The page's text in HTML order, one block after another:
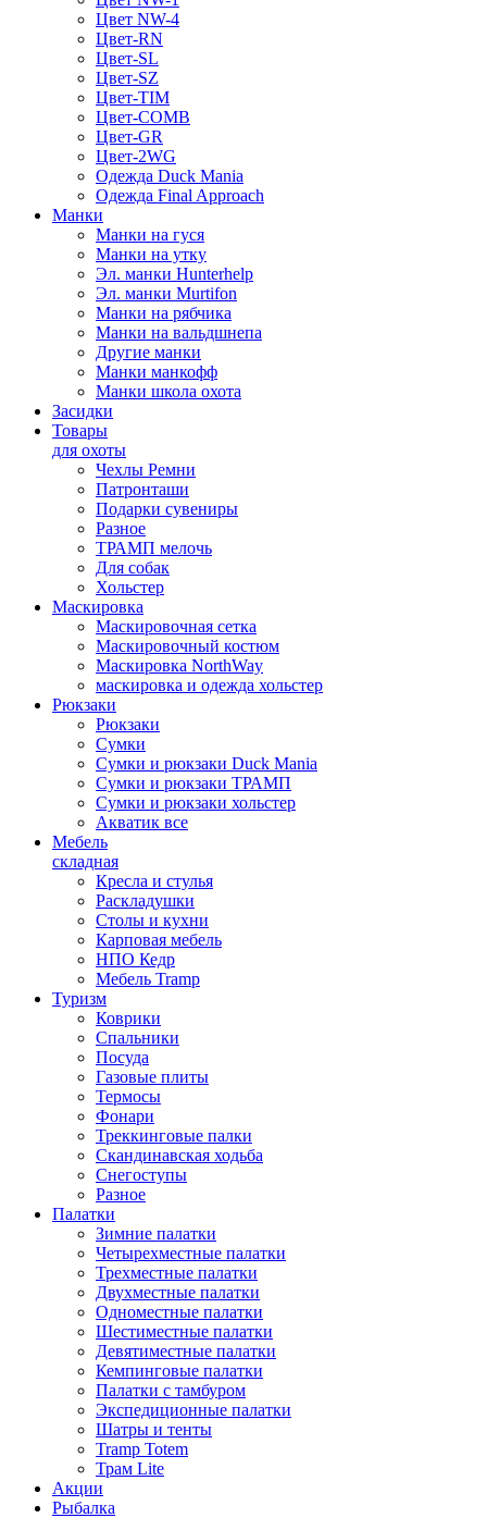
Цвет NW-4
Цвет-RN
Цвет-SL
Цвет-SZ
Цвет-TIM
Цвет-COMB
Цвет-GR
Цвет-2WG
Одежда Duck Mania
Одежда Final Approach
Манки
Манки на гуся
Манки на утку
Эл. манки Hunterhelp
Эл. манки Murtifon
Манки на рябчика
Манки на вальдшнепа
Другие манки
Манки манкофф
Манки школа охота
Засидки
Товары
для охоты
Чехлы Ремни
Патронташи
Подарки сувениры
Разное
ТРАМП мелочь
Для собак
Хольстер
Маскировка
Маскировочная сетка
Маскировочный костюм
Маскировка NorthWay
маскировка и одежда хольстер
Рюкзаки
Рюкзаки
Сумки
Сумки и рюкзаки Duck Mania
Сумки и рюкзаки ТРАМП
Сумки и рюкзаки хольстер
Акватик все
Мебель
складная
Кресла и стулья
Раскладушки
Столы и кухни
Карповая мебель
НПО Кедр
Мебель Tramp
Туризм
Коврики
Спальники
Посуда
Газовые плиты
Термосы
Фонари
Треккинговые палки
Скандинавская ходьба
Снегоступы
Разное
Палатки
Зимние палатки
Четырехместные палатки
Трехместные палатки
Двухместные палатки
Одноместные палатки
Шестиместные палатки
Девятиместные палатки
Кемпинговые палатки
Палатки с тамбуром
Экспедиционные палатки
Шатры и тенты
Tramp Totem
Трам Lite
Акции
Рыбалка